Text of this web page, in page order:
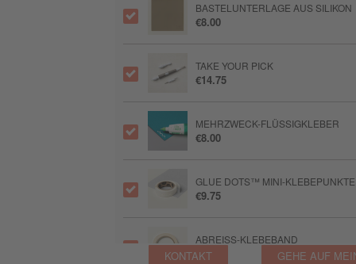
BASTELUNTERLAGE AUS SILIKON
€8.00
TAKE YOUR PICK
€14.75
MEHRZWECK-FLÜSSIGKLEBER
€8.00
GLUE DOTS™ MINI-KLEBEPUNKTE
€9.75
ABREISS-KLEBEBAND
€8.50
KONTAKT GEHE AUF